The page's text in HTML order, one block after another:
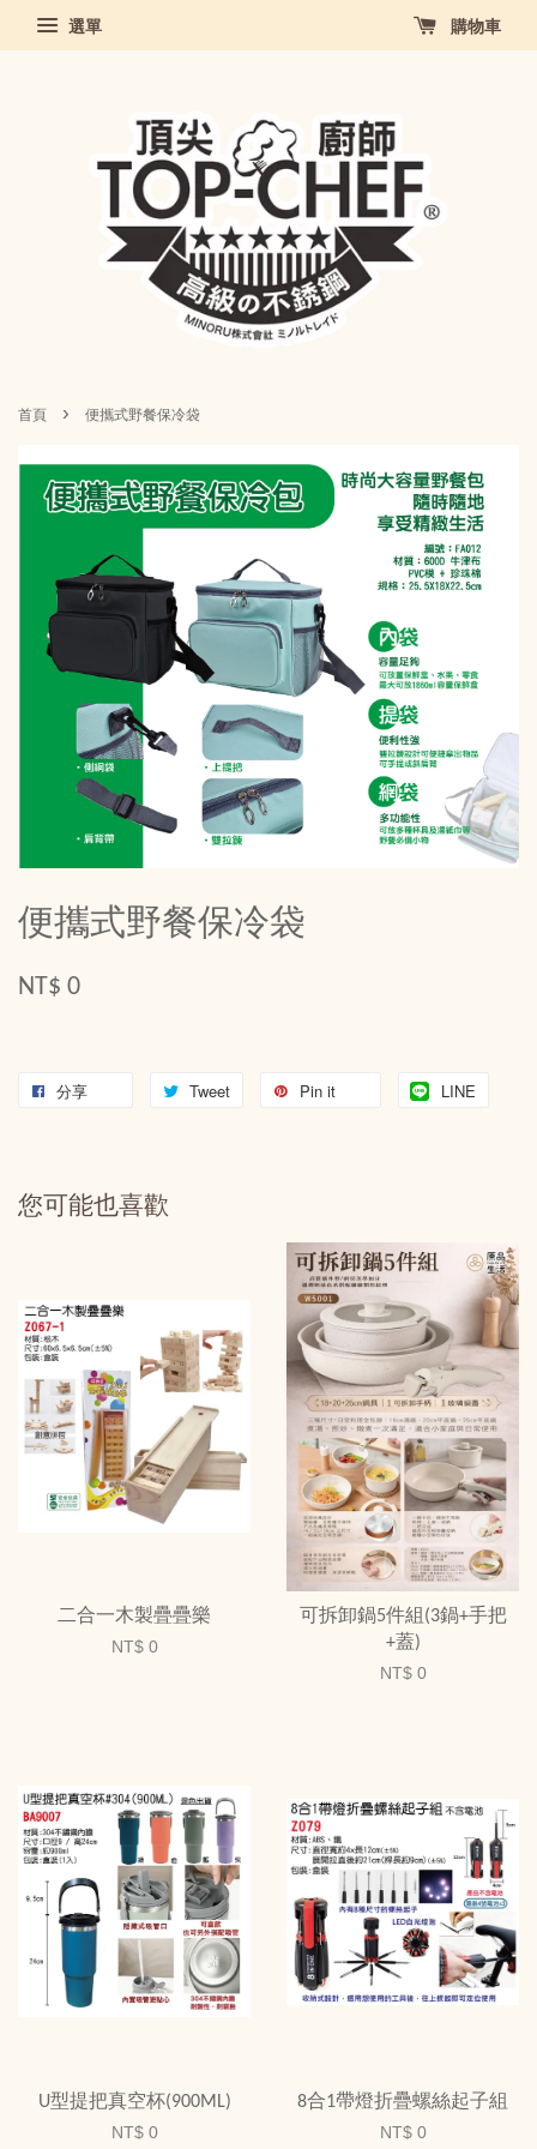
選單 購物車
首頁 › 便攜式野餐保冷袋
便攜式野餐保冷袋
NT$ 0
分享 Tweet Pin it LINE
您可能也喜歡
二合一木製疊疊樂
NT$ 0
可拆卸鍋5件組(3鍋+手把
+蓋)
NT$ 0
U型提把真空杯(900ML)
NT$ 0
8合1帶燈折疊螺絲起子組
NT$ 0